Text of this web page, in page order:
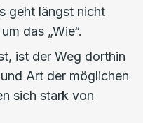
geht längst nicht
das „Wie“.
ist der Weg dorthin
Art der möglichen
sich stark von